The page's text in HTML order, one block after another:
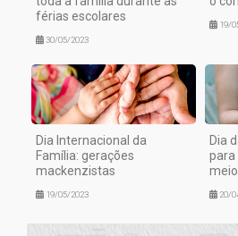
férias escolares
30/05/2023
19/
Dia Internacional da
Família: gerações
mackenzistas
19/05/2023
Dia
para
20/